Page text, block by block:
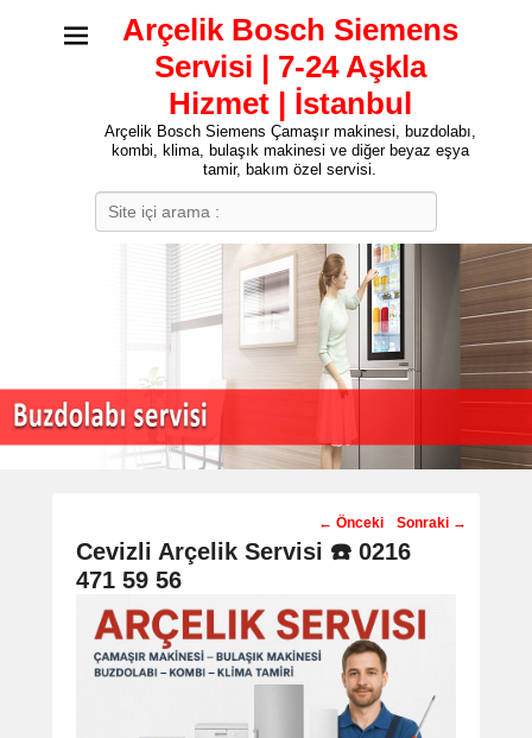
Arçelik Bosch Siemens
Servisi | 7-24 Aşkla
Hizmet | İstanbul
Arçelik Bosch Siemens Çamaşır makinesi, buzdolabı,
kombi, klima, bulaşık makinesi ve diğer beyaz eşya
tamir, bakım özel servisi.
Post
navigation
← Önceki Sonraki →
Cevizli Arçelik Servisi ☎️ 0216
471 59 56